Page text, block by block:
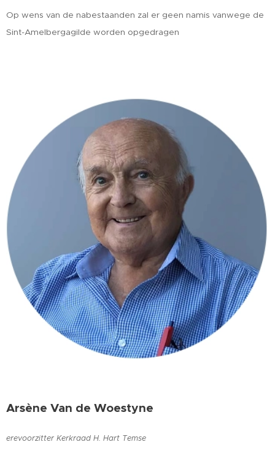
Op wens van de nabestaanden zal er geen namis vanwege de
Sint-Amelbergagilde worden opgedragen
Arsène Van de Woestyne
erevoorzitter Kerkraad H. Hart Temse